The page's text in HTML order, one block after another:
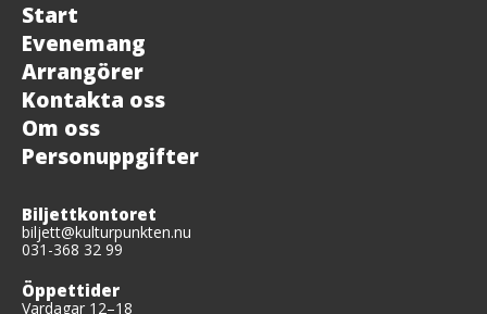
Start
Evenemang
Arrangörer
Kontakta oss
Om oss
Personuppgifter
Biljettkontoret
biljett@kulturpunkten.nu
031-368 32 99
Öppettider
Vardagar 12–18